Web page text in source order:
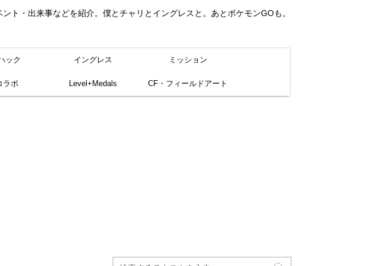
ト・出来事などを紹介。僕とチャリとイングレスと。あとポケモンGOも。
ック イングレス ミッション
ラボ Level+Medals CF・フィールドアート